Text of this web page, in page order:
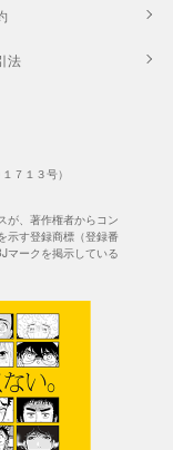
法
が、著作権者からコン
示す登録商標（登録番
マークを掲示している